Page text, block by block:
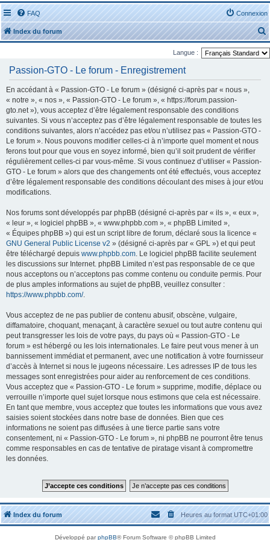
FAQ Connexion
Index du forum
e
c
Langue :
Passion-GTO - Le forum - Enregistrement
En accédant à « Passion-GTO - Le forum » (désigné ci-après par « nous »,
« notre », « nos », « Passion-GTO - Le forum », « https://forum.passion-
gto.net »), vous acceptez d’être légalement responsable des conditions
suivantes. Si vous n’acceptez pas d’être légalement responsable de toutes les
conditions suivantes, alors n’accédez pas et/ou n’utilisez pas « Passion-GTO -
Le forum ». Nous pouvons modifier celles-ci à n’importe quel moment et nous
ferons tout pour que vous en soyez informé, bien qu’il soit prudent de vérifier
régulièrement celles-ci par vous-même. Si vous continuez d’utiliser « Passion-
GTO - Le forum » alors que des changements ont été effectués, vous acceptez
d’être légalement responsable des conditions découlant des mises à jour et/ou
modifications.
Nos forums sont développés par phpBB (désigné ci-après par « ils », « eux »,
« leur », « logiciel phpBB », « www.phpbb.com », « phpBB Limited »,
« Équipes phpBB ») qui est un script libre de forum, déclaré sous la licence «
GNU General Public License v2 » (désigné ci-après par « GPL ») et qui peut
être téléchargé depuis www.phpbb.com. Le logiciel phpBB facilite seulement
les discussions sur Internet. phpBB Limited n’est pas responsable de ce que
nous acceptons ou n’acceptons pas comme contenu ou conduite permis. Pour
de plus amples informations au sujet de phpBB, veuillez consulter :
https://www.phpbb.com/.
Vous acceptez de ne pas publier de contenu abusif, obscène, vulgaire,
diffamatoire, choquant, menaçant, à caractère sexuel ou tout autre contenu qui
peut transgresser les lois de votre pays, du pays où « Passion-GTO - Le
forum » est hébergé ou les lois internationales. Le faire peut vous mener à un
bannissement immédiat et permanent, avec une notification à votre fournisseur
d’accès à Internet si nous le jugeons nécessaire. Les adresses IP de tous les
messages sont enregistrées pour aider au renforcement de ces conditions.
Vous acceptez que « Passion-GTO - Le forum » supprime, modifie, déplace ou
verrouille n’importe quel sujet lorsque nous estimons que cela est nécessaire.
En tant que membre, vous acceptez que toutes les informations que vous avez
saisies soient stockées dans notre base de données. Bien que ces
informations ne soient pas diffusées à une tierce partie sans votre
consentement, ni « Passion-GTO - Le forum », ni phpBB ne pourront être tenus
comme responsables en cas de tentative de piratage visant à compromettre
les données.
Index du forum Heures au formatUTC+01:00
Développé parphpBB® Forum Software © phpBB Limited